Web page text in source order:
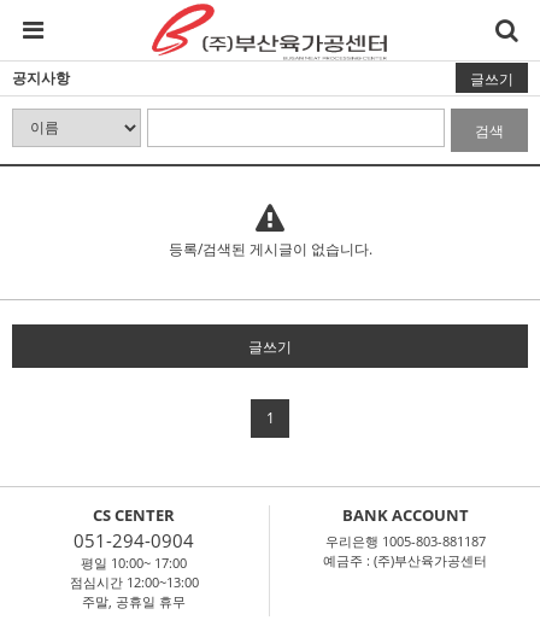
공지사항 글쓰기
검색
등록/검색된 게시글이 없습니다.
글쓰기
1
CS CENTER
051-294-0904
평일 10:00~ 17:00
점심시간 12:00~13:00
주말, 공휴일 휴무
BANK ACCOUNT
우리은행 1005-803-881187
예금주 : (주)부산육가공센터